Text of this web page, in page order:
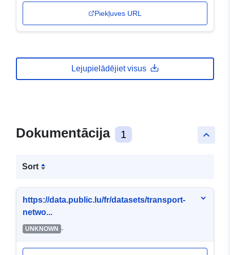
Piekļuves URL
Lejupielādējiet visus
keyboard_arrow_up
Dokumentācija 1
Sort
https://data.public.lu/fr/datasets/transport-
netwo...
UNKNOWN -